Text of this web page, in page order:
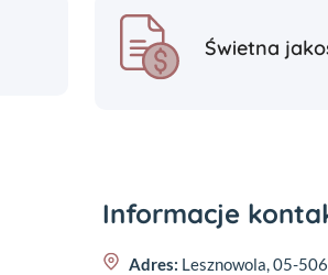
Świetna
Informacje
Adres: Lesznowola, 05-